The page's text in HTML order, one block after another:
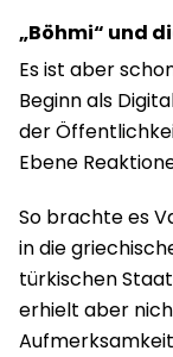
„Böhmi“ und
Es ist aber
Beginn als
der
Ebene
So brachte es
in die
türkischen
erhielt aber